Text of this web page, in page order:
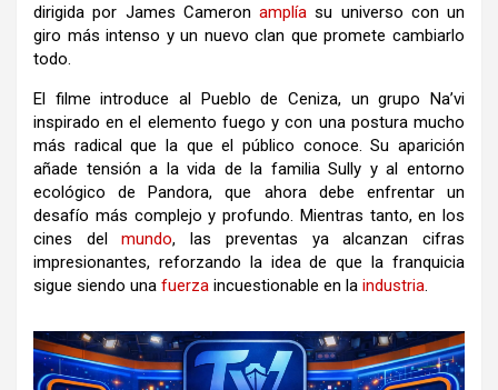
dirigida por James Cameron amplía su universo con un
giro más intenso y un nuevo clan que promete cambiarlo
todo.
El filme introduce al Pueblo de Ceniza, un grupo Na’vi
inspirado en el elemento fuego y con una postura mucho
más radical que la que el público conoce. Su aparición
añade tensión a la vida de la familia Sully y al entorno
ecológico de Pandora, que ahora debe enfrentar un
desafío más complejo y profundo. Mientras tanto, en los
cines delmundo, las preventas ya alcanzan cifras
impresionantes, reforzando la idea de que la franquicia
sigue siendo una fuerza incuestionable en la industria.